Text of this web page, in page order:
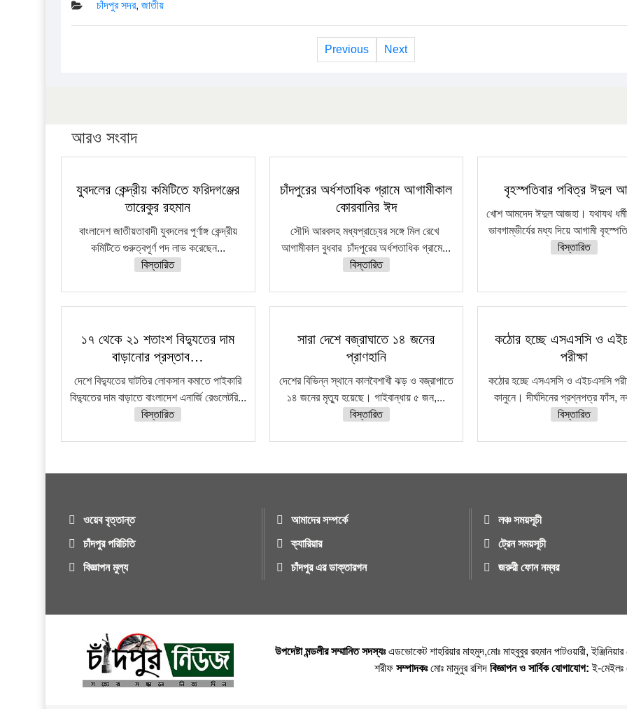
চাঁদপুর সদর, জাতীয়
Previous Next
আরও সংবাদ
যুবদলের কেন্দ্রীয় কমিটিতে ফরিদগঞ্জের
তারেকুর রহমান
বাংলাদেশ জাতীয়তাবাদী যুবদলের পূর্ণাঙ্গ কেন্দ্রীয়
কমিটিতে গুরুত্বপূর্ণ পদ লাভ করেছেন...
বিস্তারিত
চাঁদপুরের অর্ধশতাধিক গ্রামে আগামীকাল
কোরবানির ঈদ
সৌদি আরবসহ মধ্যপ্রাচ্যের সঙ্গে মিল রেখে
আগামীকাল বুধবার চাঁদপুরের অর্ধশতাধিক গ্রামে...
বিস্তারিত
বৃহস্পতিবার পবিত্র ঈদুল
খোশ আমদেদ ঈদুল আজহা। যথাযথ ধর্মীয়
ভাবগাম্ভীর্যের মধ্য দিয়ে আগামী
বিস্তারিত
১৭ থেকে ২১ শতাংশ বিদ্যুতের দাম
বাড়ানোর প্রস্তাব…
দেশে বিদ্যুতের ঘাটতির লোকসান কমাতে পাইকারি
বিদ্যুতের দাম বাড়াতে বাংলাদেশ এনার্জি রেগুলেটরি...
বিস্তারিত
সারা দেশে বজ্রাঘাতে ১৪ জনের
প্রাণহানি
দেশের বিভিন্ন স্থানে কালবৈশাখী ঝড় ও বজ্রাপাতে
১৪ জনের মৃত্যু হয়েছে। গাইবান্ধায় ৫ জন,...
বিস্তারিত
কঠোর হচ্ছে এসএসসি ও
পরীক্ষা
কঠোর হচ্ছে এসএসসি ও এইচএসসি
কানুনে। দীর্ঘদিনের প্রশ্নপত্র ফাঁস,
বিস্তারিত
ওয়েব বৃত্তান্ত
চাঁদপুর পরিচিতি
বিজ্ঞাপন মুল্য
আমাদের সম্পর্কে
ক্যারিয়ার
চাঁদপুর এর ডাক্তারগন
লঞ্চ সময়সূচী
ট্রেন সময়সূচী
জরুরী ফোন নম্বর
উপদেষ্টা মন্ডলীর সম্মানিত সদস্যঃএডভোকেট শাহরিয়ার মাহমুদ,মোঃ মাহবুবুর রহমান পাটওয়ারী,
শরীফ সম্পাদকঃমোঃ মামুনুর রশিদ বিজ্ঞাপন ও সার্বিক যোগাযোগ: ই-